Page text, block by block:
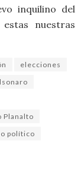
inquilino del
nuestras
elecciones
Planalto
político